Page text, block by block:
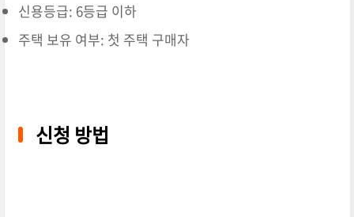
신용등급: 6등급 이하
주택 보유 여부: 첫 주택 구매자
신청 방법